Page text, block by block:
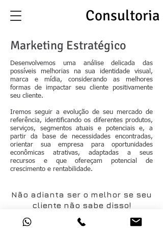
Consultoria
Marketing Estratégico
Desenvolvemos uma análise delicada das
possíveis melhorias na sua identidade visual,
marca e mídia, considerando as melhores
formas de impactar seu cliente positivamente
seu cliente.
Iremos seguir a evolução de seu mercado de
referência, identificando os diferentes produtos,
serviços, segmentos atuais e potenciais e, a
partir da base de necessidades encontradas,
orientar sua empresa para oportunidades
econômicas atrativas, adaptadas a seus
recursos e que ofereçam potencial de
crescimento e rentabilidade.
Não adianta ser o melhor se seu
cliente não sabe disso!
Rua Gonçalves Dias, 201, sala 203, Centro, Canoas, RS, Brasil, 92010-050
Celular/Whatsapp:
51-980119125 ducatti@ducaty.com.br